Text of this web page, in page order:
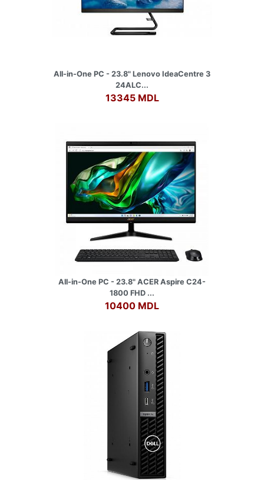
All-in-One PC - 23.8" Lenovo IdeaCentre 3
24ALC...
13345 MDL
All-in-One PC - 23.8" ACER Aspire C24-
1800 FHD ...
10400 MDL